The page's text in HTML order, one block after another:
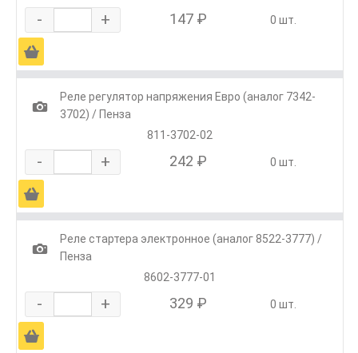
- + 147 ₽ 0 шт.
Ä
1
Реле регулятор напряжения Евро (аналог 7342-
3702) / Пенза
811-3702-02
- + 242 ₽ 0 шт.
Ä
1
Реле стартера электронное (аналог 8522-3777) /
Пенза
8602-3777-01
- + 329 ₽ 0 шт.
Ä